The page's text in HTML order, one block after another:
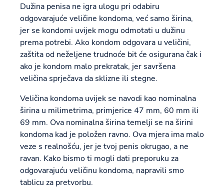
Dužina penisa ne igra ulogu pri odabiru
odgovarajuće veličine kondoma, već samo širina,
jer se kondomi uvijek mogu odmotati u dužinu
prema potrebi. Ako kondom odgovara u veličini,
zaštita od neželjene trudnoće bit će osigurana čak i
ako je kondom malo prekratak, jer savršena
veličina sprječava da sklizne ili stegne.
Veličina kondoma uvijek se navodi kao nominalna
širina u milimetrima, primjerice 47 mm, 60 mm ili
69 mm. Ova nominalna širina temelji se na širini
kondoma kad je položen ravno. Ova mjera ima malo
veze s realnošću, jer je tvoj penis okrugao, a ne
ravan. Kako bismo ti mogli dati preporuku za
odgovarajuću veličinu kondoma, napravili smo
tablicu za pretvorbu.